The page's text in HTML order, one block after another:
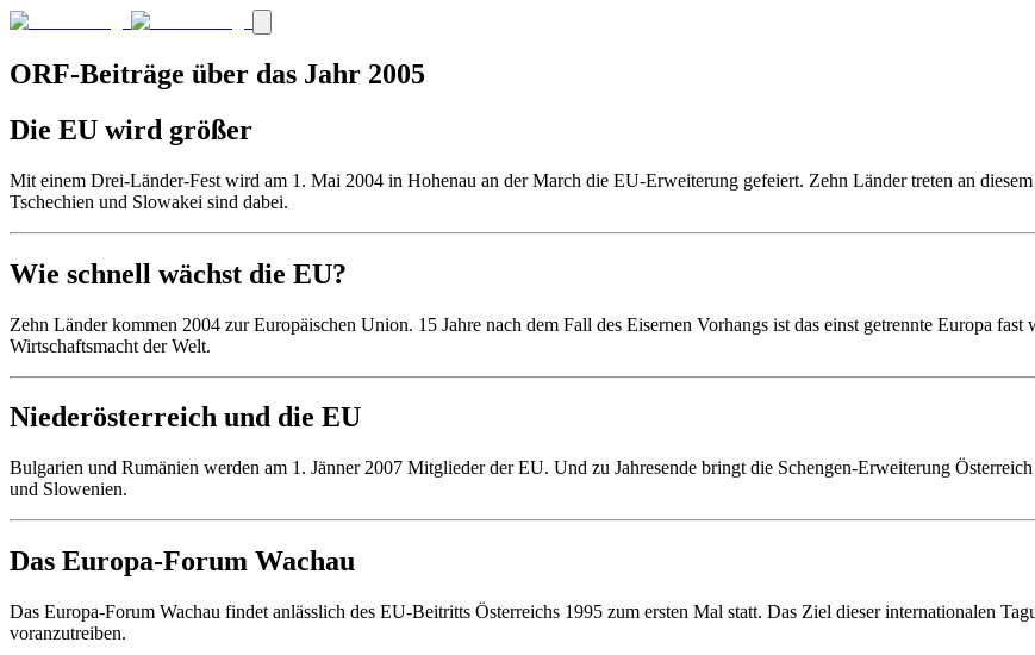
ORF-Beiträge über das Jahr 2005
Die EU wird größer
Mit einem Drei-Länder-Fest wird am 1. Mai 2004 in Hohenau an der March die EU-Erweiterung gefeiert. Zehn Länder treten an
Tschechien und Slowakei sind dabei.
Wie schnell wächst die EU?
Zehn Länder kommen 2004 zur Europäischen Union. 15 Jahre nach dem Fall des Eisernen Vorhangs ist das einst getrennte Europa
Wirtschaftsmacht der Welt.
Niederösterreich und die EU
Bulgarien und Rumänien werden am 1. Jänner 2007 Mitglieder der EU. Und zu Jahresende bringt die Schengen-Erweiterung
und Slowenien.
Das Europa-Forum Wachau
Das Europa-Forum Wachau findet anlässlich des EU-Beitritts Österreichs 1995 zum ersten Mal statt. Das Ziel dieser internationalen
voranzutreiben.